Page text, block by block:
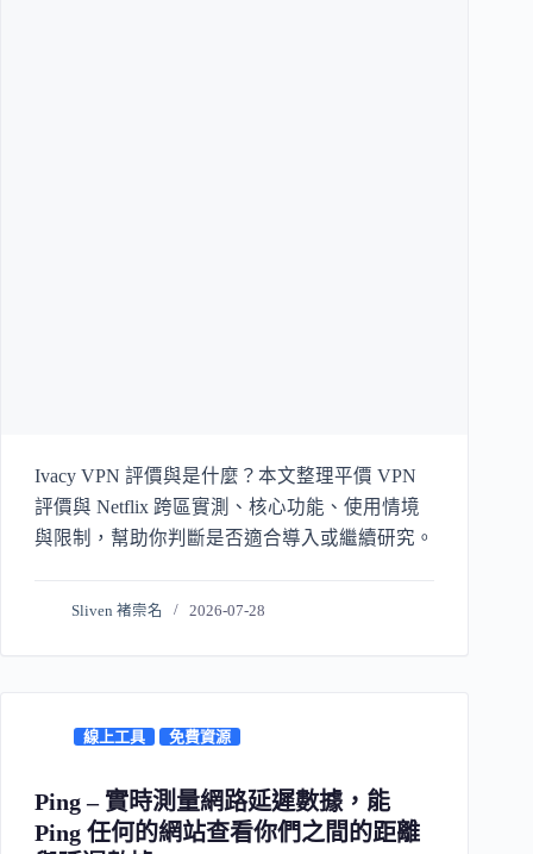
Ivacy VPN 評價與是什麼？本文整理平價 VPN
評價與 Netflix 跨區實測、核心功能、使用情境
與限制，幫助你判斷是否適合導入或繼續研究。
Sliven 褚崇名 2026-07-28
線上工具 免費資源
Ping – 實時測量網路延遲數據，能
Ping 任何的網站查看你們之間的距離